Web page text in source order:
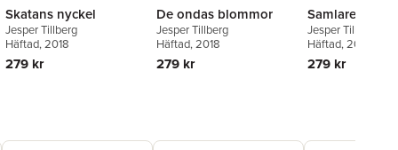
Skatans nyckel
Jesper Tillberg
Häftad, 2018
279 kr
De ondas blommor
Jesper Tillberg
Häftad, 2018
279 kr
Samlarens
Jesper Tillberg
Häftad, 2018
279 kr